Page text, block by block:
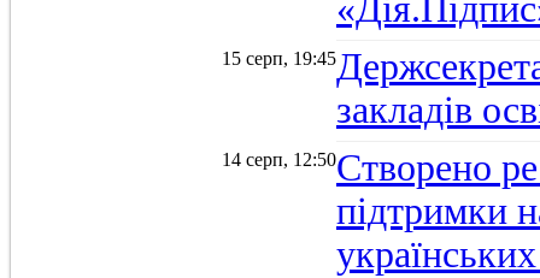
15 серп, 19:45
закладів
14 серп, 12:50Створено
підтримки